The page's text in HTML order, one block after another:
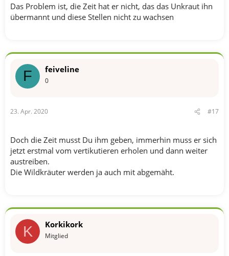
Das Problem ist, die Zeit hat er nicht, das das Unkraut ihn
übermannt und diese Stellen nicht zu wachsen
F feiveline
0
23. Apr. 2020 #17
Doch die Zeit musst Du ihm geben, immerhin muss er sich
jetzt erstmal vom vertikutieren erholen und dann weiter
austreiben.
Die Wildkräuter werden ja auch mit abgemäht.
K Korkikork
Mitglied